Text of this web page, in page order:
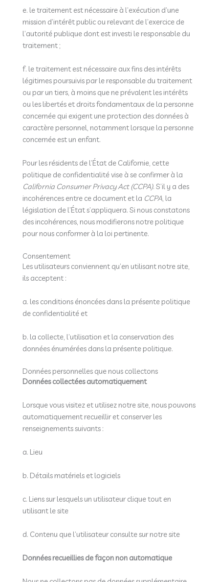
e. le traitement est nécessaire à l’exécution d’une
mission d’intérêt public ou relevant de l’exercice de
l’autorité publique dont est investi le responsable du
traitement ;
f. le traitement est nécessaire aux fins des intérêts
légitimes poursuivis par le responsable du traitement
ou par un tiers, à moins que ne prévalent les intérêts
ou les libertés et droits fondamentaux de la personne
concernée qui exigent une protection des données à
caractère personnel, notamment lorsque la personne
concernée est un enfant.
Pour les résidents de l’État de Californie, cette
politique de confidentialité vise à se confirmer à la
California Consumer Privacy Act (CCPA). S’il y a des
incohérences entre ce document et la CCPA, la
législation de l’État s’appliquera. Si nous constatons
des incohérences, nous modifierons notre politique
pour nous conformer à la loi pertinente.
Consentement
Les utilisateurs conviennent qu’en utilisant notre site,
ils acceptent :
a. les conditions énoncées dans la présente politique
de confidentialité et
b. la collecte, l’utilisation et la conservation des
données énumérées dans la présente politique.
Données personnelles que nous collectons
Données collectées automatiquement
Lorsque vous visitez et utilisez notre site, nous pouvons
automatiquement recueillir et conserver les
renseignements suivants :
a. Lieu
b. Détails matériels et logiciels
c. Liens sur lesquels un utilisateur clique tout en
utilisant le site
d. Contenu que l’utilisateur consulte sur notre site
Données recueillies de façon non automatique